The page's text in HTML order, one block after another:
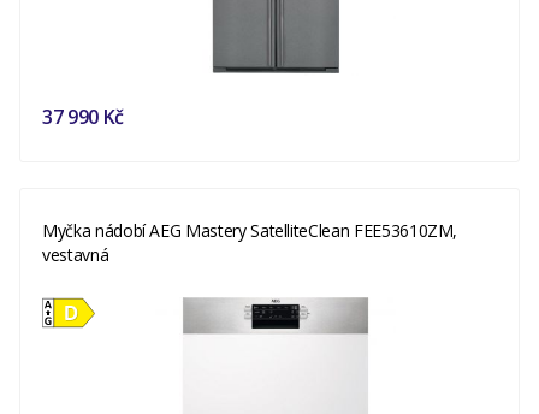
37 990 Kč
Myčka nádobí AEG Mastery SatelliteClean FEE53610ZM,
vestavná